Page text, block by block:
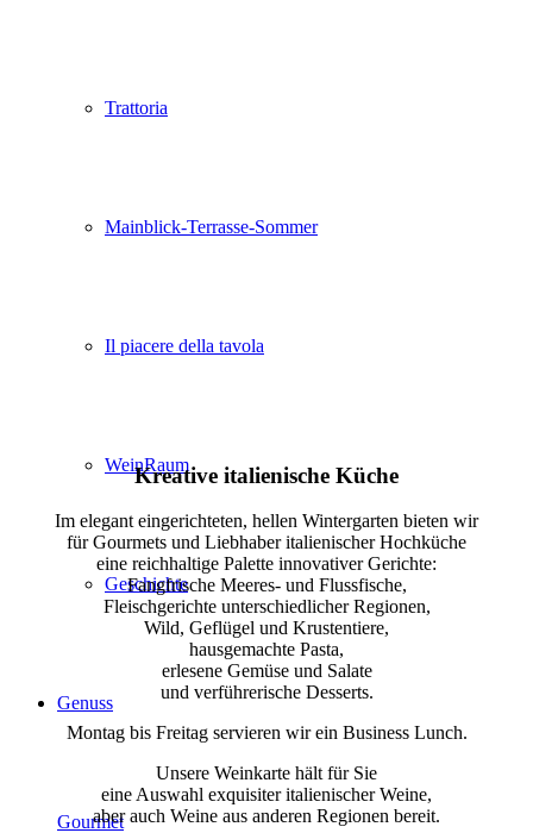
Trattoria
Mainblick-Terrasse-Sommer
Il piacere della tavola
WeinRaum
Geschichte
Genuss
Gourmet
Kreative italienische Küche
Im elegant eingerichteten, hellen Wintergarten bieten wir
für Gourmets und Liebhaber italienischer Hochküche
eine reichhaltige Palette innovativer Gerichte:
Fangfrische Meeres- und Flussfische,
Fleischgerichte unterschiedlicher Regionen,
Wild, Geflügel und Krustentiere,
hausgemachte Pasta,
erlesene Gemüse und Salate
und verführerische Desserts.
Montag bis Freitag servieren wir ein Business Lunch.
Unsere Weinkarte hält für Sie
eine Auswahl exquisiter italienischer Weine,
aber auch Weine aus anderen Regionen bereit.